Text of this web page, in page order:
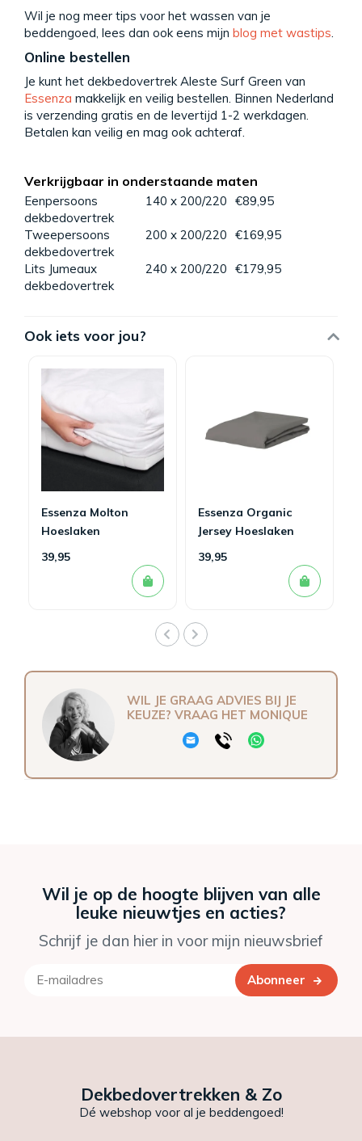
Wil je nog meer tips voor het wassen van je
beddengoed, lees dan ook eens mijn blog met wastips.
Online bestellen
Je kunt het dekbedovertrek Aleste Surf Green van
Essenza makkelijk en veilig bestellen. Binnen Nederland
is verzending gratis en de levertijd 1-2 werkdagen.
Betalen kan veilig en mag ook achteraf.
Verkrijgbaar in onderstaande maten
Eenpersoons
dekbedovertrek
140 x 200/220 €89,95
Tweepersoons
dekbedovertrek
200 x 200/220 €169,95
Lits Jumeaux
dekbedovertrek
240 x 200/220 €179,95
Ook iets voor jou?
Essenza Molton
Hoeslaken
39,95
Essenza Organic
Jersey Hoeslaken
Steel Grey
39,95
WIL JE GRAAG ADVIES BIJ JE
KEUZE? VRAAG HET MONIQUE
Wil je op de hoogte blijven van alle
leuke nieuwtjes en acties?
Schrijf je dan hier in voor mijn nieuwsbrief
Abonneer
Dekbedovertrekken & Zo
Dé webshop voor al je beddengoed!